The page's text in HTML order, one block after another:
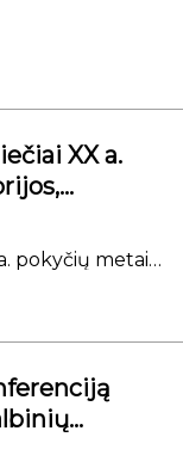
XX a.
pokyčių metais: